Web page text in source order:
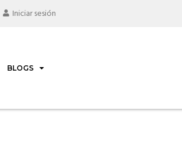
Iniciar sesión
BLOGS